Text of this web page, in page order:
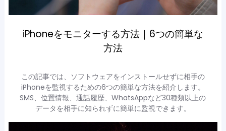
iPhoneをモニターする方法｜6つの簡単な
方法
この記事では、ソフトウェアをインストールせずに相手の
iPhoneを監視するための6つの簡単な方法を紹介します。
SMS、位置情報、通話履歴、WhatsAppなど30種類以上の
データを相手に知られずに簡単に監視できます。